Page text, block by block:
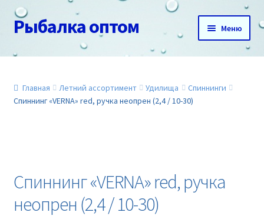
Перейти
к
навигации
Перейти
к
содержимому
Рыбалка оптом Меню
Главная
О нас
Новинки
Прайс
Главная Летний ассортимент Удилища
Спиннинги
Спиннинг «VERNA» red, ручка неопрен (2,4 / 10-30)
Спиннинг «VERNA» red, ручка
неопрен (2,4 / 10-30)